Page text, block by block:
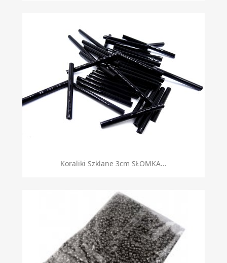
Koraliki Szklane 3cm SŁOMKA...